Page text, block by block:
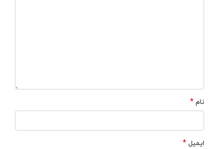
نام *
ایمیل *